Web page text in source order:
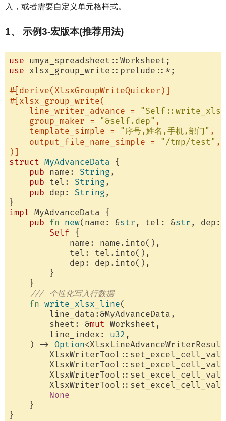
入，或者需要自定义单元格样式。
1、 示例3-宏版本(推荐用法)
use
use xlsx_group_write::prelude::*;
#[derive(XlsxGroupWriteQuicker)]
#[xlsx_group_write(
    line_writer_advance =
    group_maker =
"&self.dep" ,
    template_simple =
"序号,姓名,手机,部门" ,
    output_file_name_simple =
"/tmp/test" ,
)]
struct MyAdvanceData {
pub name: String ,
pub tel: String ,
pub dep: String ,
impl MyAdvanceData {
pub fn new(name: &str , tel: &str , dep:
Self {
            name: name.into(),
            tel: tel.into(),
            dep: dep.into(),
        }
    }
/// 个性化写入行数据
fn write_xlsx_line(
        line_data:&MyAdvanceData,
        sheet: &
mut Worksheet,
        line_index:
u32 ,
    ) ->
Option
None
    }
}